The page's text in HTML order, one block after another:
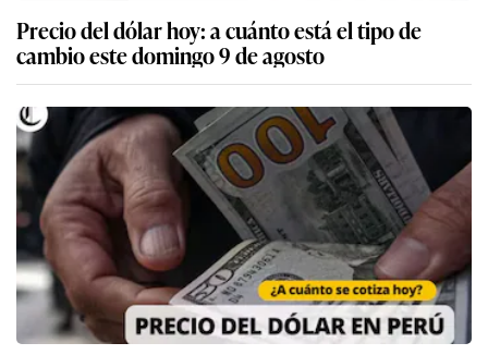
Precio del dólar hoy: a cuánto está el tipo de
cambio este domingo 9 de agosto